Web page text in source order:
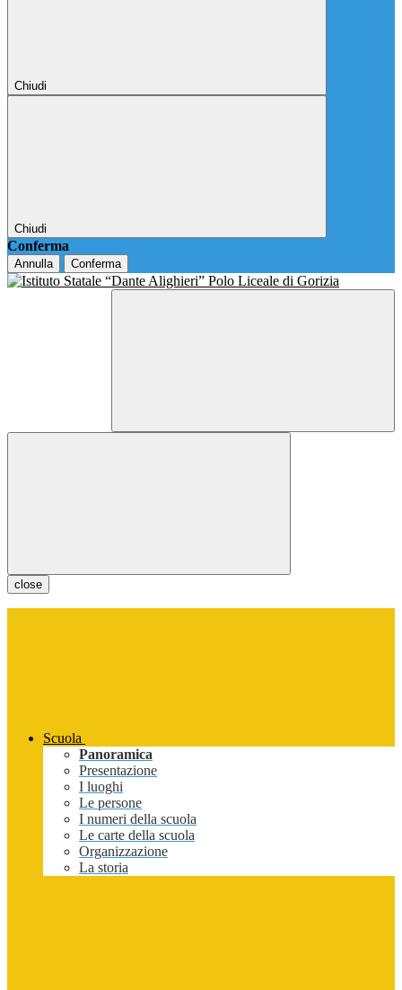
Chiudi
Chiudi
Conferma
Annulla Conferma
close
Scuola
Panoramica
Presentazione
I luoghi
Le persone
I numeri della scuola
Le carte della scuola
Organizzazione
La storia